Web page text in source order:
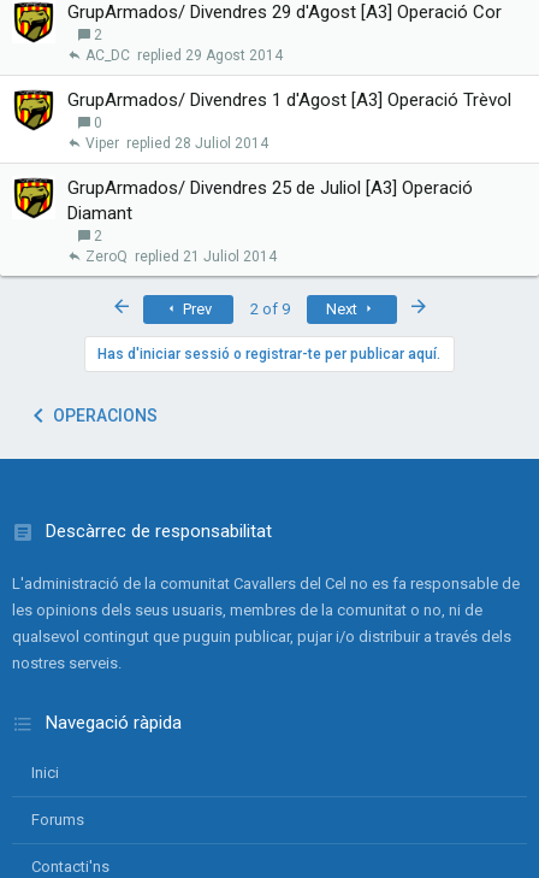
GrupArmados/ Divendres 29 d'Agost [A3] Operació Cor
2
29 Agost 2014
AC_DC
GrupArmados/ Divendres 1 d'Agost [A3] Operació Trèvol
0
28 Juliol 2014
Viper
GrupArmados/ Divendres 25 de Juliol [A3] Operació
Diamant
2
21 Juliol 2014
ZeroQ
Prev 2 of 9 Next
Has d'iniciar sessió o registrar-te per publicar aquí.
OPERACIONS
Descàrrec de responsabilitat
L'administració de la comunitat Cavallers del Cel no es fa responsable de
les opinions dels seus usuaris, membres de la comunitat o no, ni de
qualsevol contingut que puguin publicar, pujar i/o distribuir a través dels
nostres serveis.
Navegació ràpida
Inici
Forums
Contacti'ns